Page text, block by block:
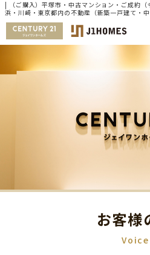
| （ご購入）平塚市・中古マンション・ご成
浜・川崎・東京都内の不動産（新築一戸建て・
センチュリー21ジェイワンホームズ
お客様
Voice